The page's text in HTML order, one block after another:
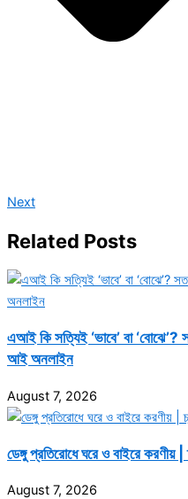
Next
Related Posts
এআই কি সত্যিই ‘ভাবে’ বা ‘বোঝে’?
আই অনলাইন
August 7, 2026
ডেঙ্গু প্রতিরোধে ঘরে ও বাইরে
August 7, 2026